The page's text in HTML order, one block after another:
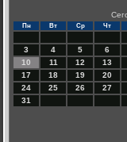
Пн Вт Ср Чт
3
4 5 6
10
11 12 13
17
18 19 20
24
25 26 27
31